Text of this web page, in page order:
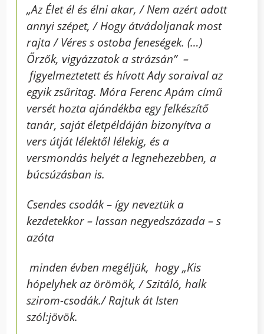
„Az Élet él és élni akar, / Nem azért adott
annyi szépet, / Hogy átvádoljanak most
rajta / Véres s ostoba feneségek. (…)
Őrzők, vigyázzatok a strázsán” –
figyelmeztetett és hívott Ady soraival az
egyik zsűritag. Móra Ferenc Apám című
versét hozta ajándékba egy felkészítő
tanár, saját életpéldáján bizonyítva a
vers útját lélektől lélekig, és a
versmondás helyét a legnehezebben, a
búcsúzásban is.
Csendes csodák – így neveztük a
kezdetekkor – lassan negyedszázada – s
azóta
minden évben megéljük, hogy „Kis
hópelyhek az örömök, / Szitáló, halk
szirom-csodák./ Rajtuk át Isten
szól:jövök.